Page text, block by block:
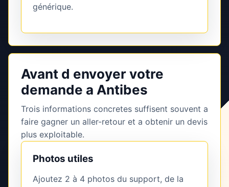
générique.
Avant d envoyer votre
demande a Antibes
Trois informations concretes suffisent souvent a
faire gagner un aller-retour et a obtenir un devis
plus exploitable.
Photos utiles
Ajoutez 2 à 4 photos du support, de la